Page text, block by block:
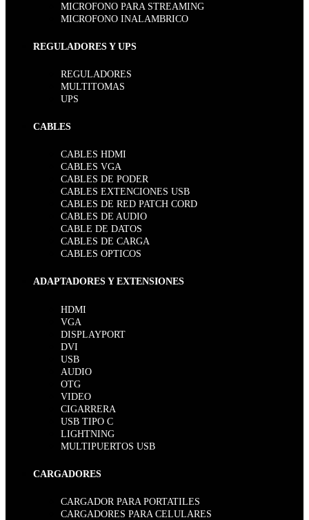
MICROFONO PARA STREAMING
MICROFONO INALAMBRICO
REGULADORES Y UPS
REGULADORES
MULTITOMAS
UPS
CABLES
CABLES HDMI
CABLES VGA
CABLES DE PODER
CABLES EXTENCIONES USB
CABLES DE RED PATCH CORD
CABLES DE AUDIO
CABLE DE DATOS
CABLES DE CARGA
CABLES OPTICOS
ADAPTADORES Y EXTENSIONES
HDMI
VGA
DISPLAYPORT
DVI
USB
AUDIO
OTG
VIDEO
CIGARRERA
USB TIPO C
LIGHTNING
MULTIPUERTOS USB
CARGADORES
CARGADOR PARA PORTATILES
CARGADORES PARA CELULARES